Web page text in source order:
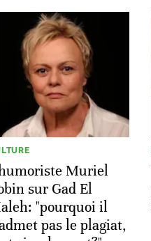
Muriel
sur Gad El
"pourquoi il
pas le plagiat,